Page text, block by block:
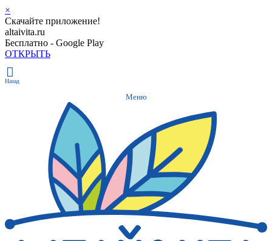
×
Скачайте приложение!
altaivita.ru
Бесплатно - Google Play
ОТКРЫТЬ
Назад
Меню